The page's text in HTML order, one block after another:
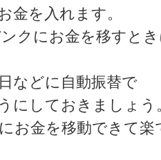
金を入れます。
クにお金を移すと
などに自動振替で
にしておきましょう
お金を移動できて楽